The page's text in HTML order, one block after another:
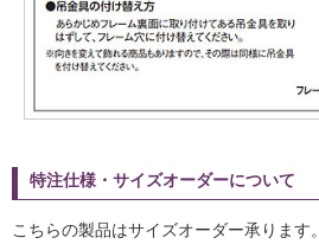
特注仕様・サイズオーダーについて
こちらの製品はサイズオーダー承ります。